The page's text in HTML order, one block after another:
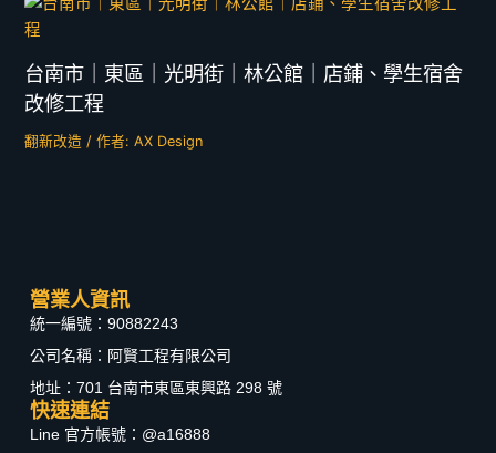
台南市｜東區｜光明街｜林公館｜店鋪、學生宿舍
改修工程
翻新改造 / 作者:AX Design
營業人資訊
統一編號：90882243
公司名稱：阿賢工程有限公司
地址：701 台南市東區東興路 298 號
快速連結
Line 官方帳號：@a16888